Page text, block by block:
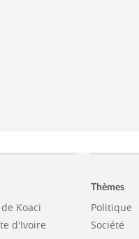
Koaci
d'Ivoire
Thèmes
Politique
Société